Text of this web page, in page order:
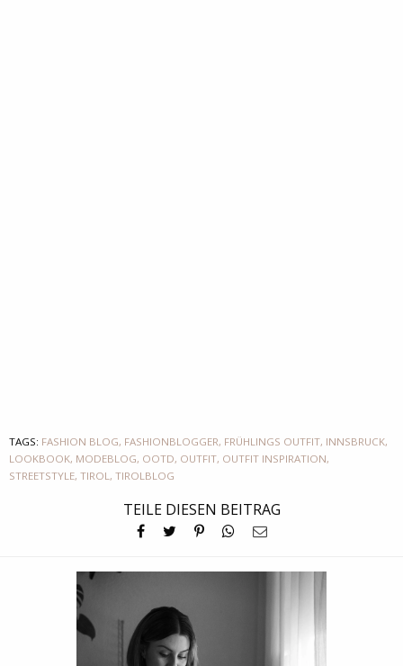
TAGS: FASHION BLOG, FASHIONBLOGGER, FRÜHLINGS OUTFIT, INNSBRUCK,
LOOKBOOK, MODEBLOG, OOTD, OUTFIT, OUTFIT INSPIRATION,
STREETSTYLE, TIROL, TIROLBLOG
TEILE DIESEN BEITRAG